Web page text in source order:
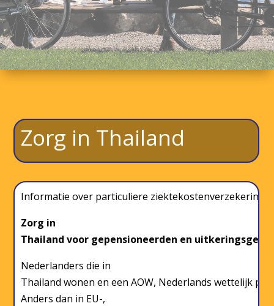
Zorg in Thailand
Informatie over particuliere
Zorg in
Thailand voor gepensioneerden en
Nederlanders die in
Thailand wonen en een AOW, Nederlands wettelijk
Anders dan in EU-,